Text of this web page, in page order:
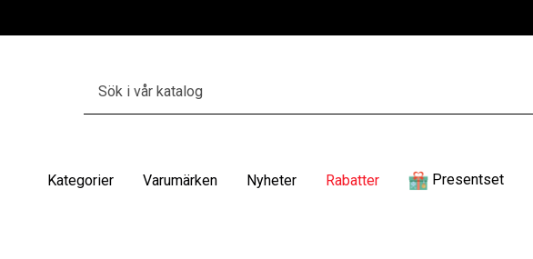
Kategorier Varumärken Nyheter Rabatter Presentset